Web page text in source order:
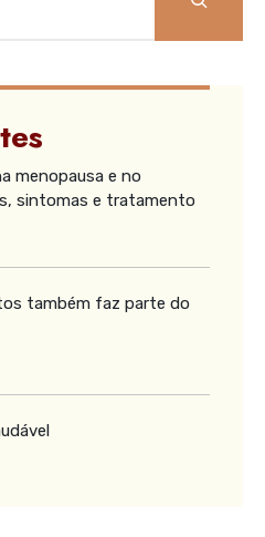
menopausa e no
sintomas e tratamento
também faz parte do